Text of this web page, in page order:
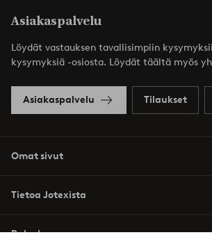
Asiakaspalvelu
Löydät vastauksen tavallisimpiin
kysymyksiä -osiosta. Löydät täältä myös
Asiakaspalvelu Tilaukset
Omat sivut
Tietoa Jotexista
Palvelumme